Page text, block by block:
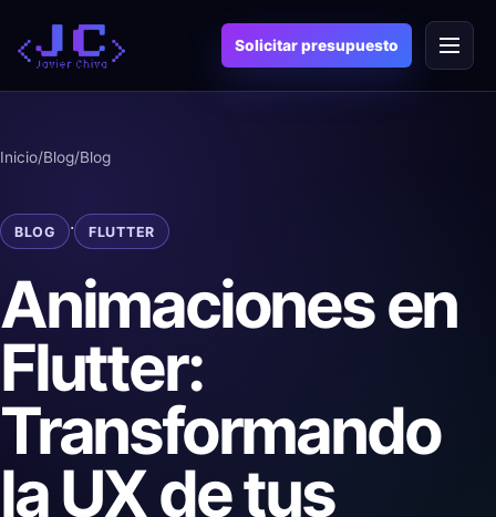
contenido
Solicitar presupuesto
Inicio/Blog/Blog
BLOG · FLUTTER
Animaciones en
Flutter:
Transformando
la UX de tus